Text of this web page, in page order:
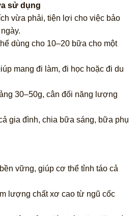
sử dụng
vừa phải, tiện lợi cho việc bảo
dùng cho 10–20 bữa cho một
mang đi làm, đi học hoặc đi du
30–50g, cân đối năng lượng
gia đình, chia bữa sáng, bữa phụ
vững, giúp cơ thể tỉnh táo cả
lượng chất xơ cao từ ngũ cốc